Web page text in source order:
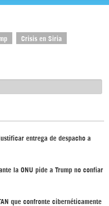
Crisis en Siria
entrega de despacho a
la ONU pide a Trump no confiar
que confronte cibernéticamente